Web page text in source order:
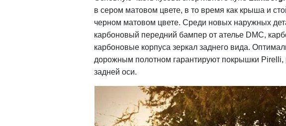
в сером матовом цвете, в то время как крыша и
черном матовом цвете. Среди новых наружных
карбоновый передний бампер от ателье DMC,
карбоновые корпуса зеркал заднего вида.
дорожным полотном гарантируют покрышки Pirelli,
задней оси.